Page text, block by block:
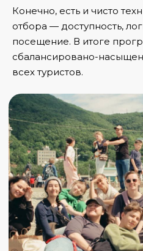
Конечно, есть и чисто
отбора — доступность,
посещение. В итоге
сбалансировано-
всех туристов.